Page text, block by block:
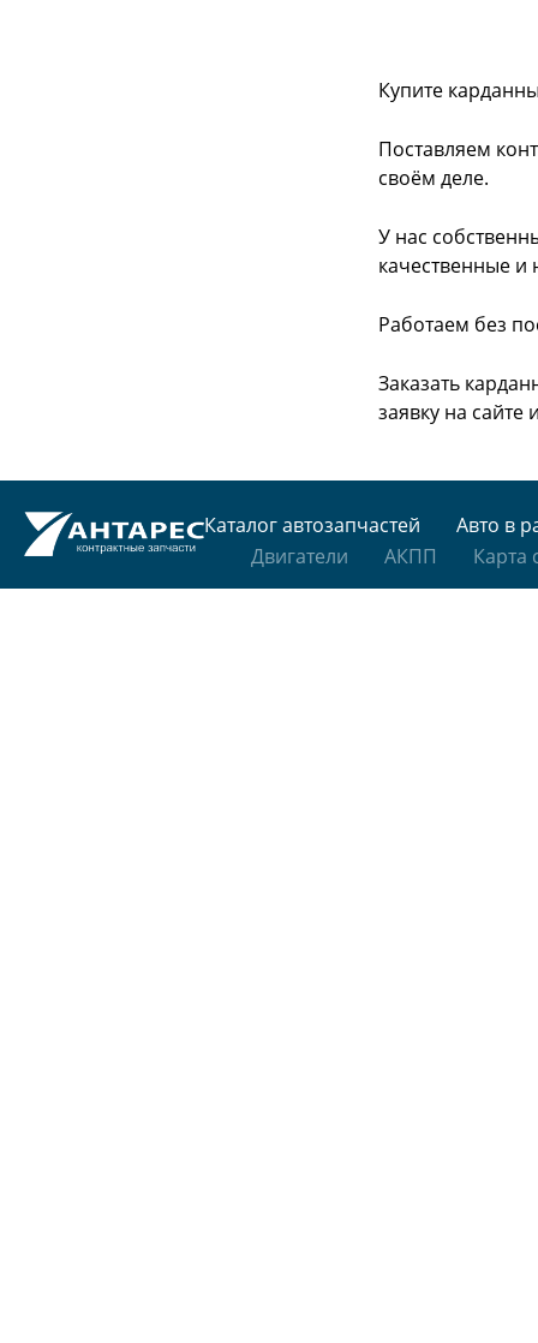
Купите
Поставляем
своём деле.
У нас
качественные и
Работаем без
Заказать
заявку на сайте
Каталог автозапчастей
Авто в
Двигатели
АКПП Карта